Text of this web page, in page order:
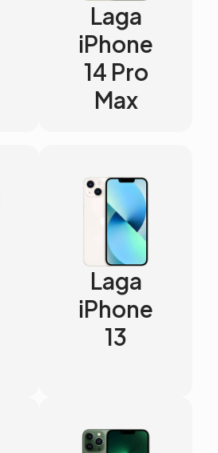
Laga
iPhone
14 Pro
Max
Laga
iPhone
13